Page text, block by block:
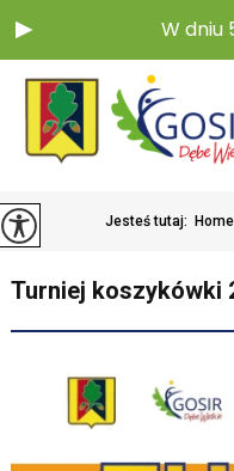
W dniu
Jesteś tutaj: Home
Turniej koszykówki